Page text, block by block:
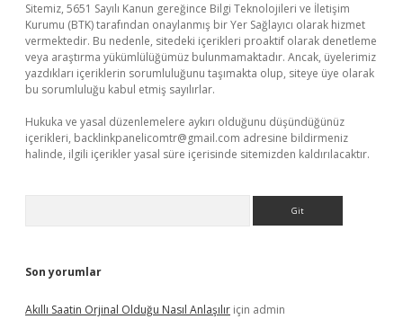
Sitemiz, 5651 Sayılı Kanun gereğince Bilgi Teknolojileri ve İletişim
Kurumu (BTK) tarafından onaylanmış bir Yer Sağlayıcı olarak hizmet
vermektedir. Bu nedenle, sitedeki içerikleri proaktif olarak denetleme
veya araştırma yükümlülüğümüz bulunmamaktadır. Ancak, üyelerimiz
yazdıkları içeriklerin sorumluluğunu taşımakta olup, siteye üye olarak
bu sorumluluğu kabul etmiş sayılırlar.
Hukuka ve yasal düzenlemelere aykırı olduğunu düşündüğünüz
içerikleri, backlinkpanelicomtr@gmail.com adresine bildirmeniz
halinde, ilgili içerikler yasal süre içerisinde sitemizden kaldırılacaktır.
Son yorumlar
Akıllı Saatin Orjinal Olduğu Nasıl Anlaşılır için admin